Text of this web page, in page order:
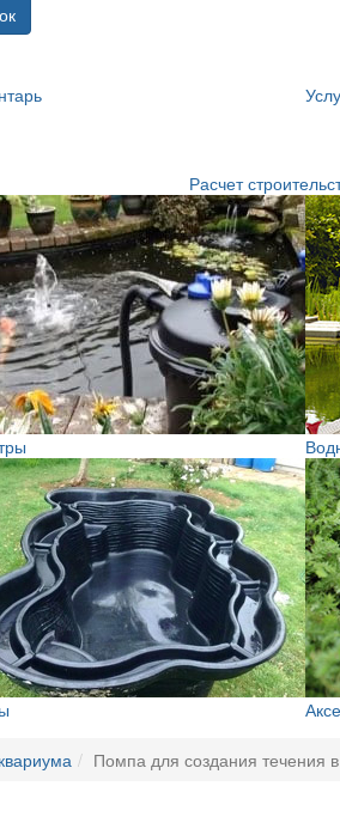
Расчет
Помпа для создания течения